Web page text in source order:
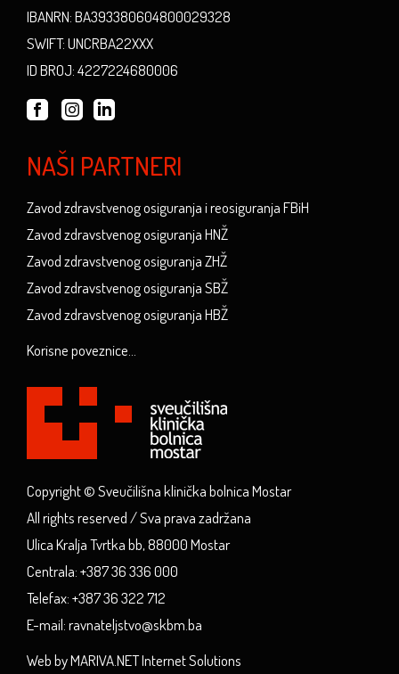
IBANRN: BA393380604800029328
SWIFT: UNCRBA22XXX
ID BROJ: 4227224680006
NAŠI PARTNERI
Zavod zdravstvenog osiguranja i reosiguranja FBiH
Zavod zdravstvenog osiguranja HNŽ
Zavod zdravstvenog osiguranja ZHŽ
Zavod zdravstvenog osiguranja SBŽ
Zavod zdravstvenog osiguranja HBŽ
Korisne poveznice...
Copyright © Sveučilišna klinička bolnica Mostar
All rights reserved / Sva prava zadržana
Ulica Kralja Tvrtka bb, 88000 Mostar
Centrala: +387 36 336 000
Telefax: +387 36 322 712
E-mail: ravnateljstvo@skbm.ba
Web by MARIVA.NET Internet Solutions